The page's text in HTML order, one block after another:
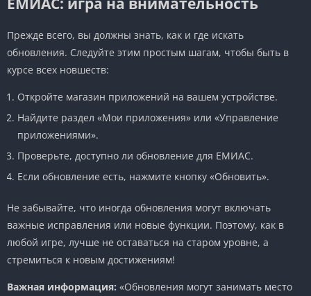
Прежде всего, вы должны знать, как и где искать
обновления. Следуйте этим простым шагам, чтобы быть в
курсе всех новшеств:
Откройте магазин приложений на вашем устройстве.
Найдите раздел «Мои приложения» или «Управление
приложениями».
Проверьте, доступно ли обновление для ЕМИАС.
Если обновление есть, нажмите кнопку «Обновить».
Не забывайте, что иногда обновления могут включать
важные исправления или новые функции. Поэтому, как в
любой игре, лучше не оставаться на старом уровне, а
стремиться к новым достижениям!
Важная информация: «Обновления могут занимать место